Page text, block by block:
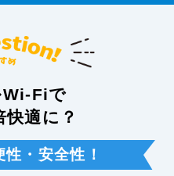
Wi-Fiで
快適に？
・安全性！